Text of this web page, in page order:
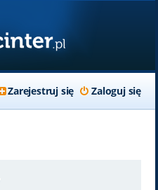
Zaloguj się
Zarejestruj się